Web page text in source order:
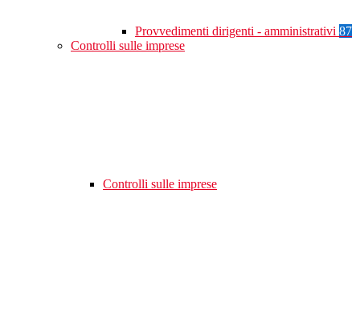
Provvedimenti dirigenti - amministrativi 87
Controlli sulle imprese
Controlli sulle imprese